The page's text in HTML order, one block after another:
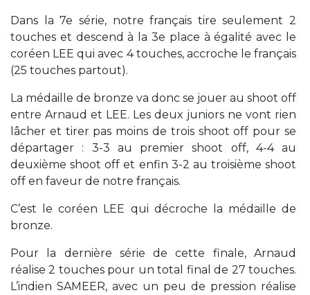
Dans la 7e série, notre français tire seulement 2
touches et descend à la 3e place à égalité avec le
coréen LEE qui avec 4 touches, accroche le français
(25 touches partout).
La médaille de bronze va donc se jouer au shoot off
entre Arnaud et LEE. Les deux juniors ne vont rien
lâcher et tirer pas moins de trois shoot off pour se
départager : 3-3 au premier shoot off, 4-4 au
deuxième shoot off et enfin 3-2 au troisième shoot
off en faveur de notre français.
C’est le coréen LEE qui décroche la médaille de
bronze.
Pour la dernière série de cette finale, Arnaud
réalise 2 touches pour un total final de 27 touches.
L’indien SAMEER, avec un peu de pression réalise